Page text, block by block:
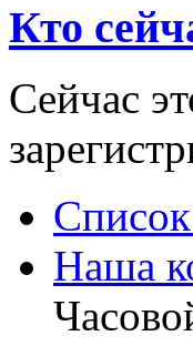
Кто
Сейчас
Наша